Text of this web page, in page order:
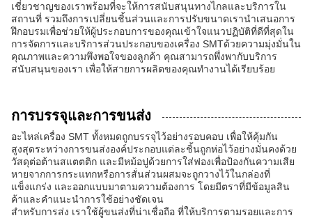
เชี่ยวชาญของเราพร้อมที่จะให้การสนับสนุนทางไกลและบริการใน
สถานที่ รวมถึงการเปลี่ยนชิ้นส่วนและการปรับขนาดเรานําเสนอการ
ฝึกอบรมเพื่อช่วยให้ผู้ประกอบการของคุณเข้าใจแนวปฏิบัติที่ดีที่สุดใน
การจัดการและบริการส่วนประกอบของเครื่อง SMTด้วยความมุ่งมั่นใน
คุณภาพและความพึงพอใจของลูกค้า คุณสามารถพึ่งพากับบริการ
สนับสนุนของเรา เพื่อให้สายการผลิตของคุณทํางานได้เรียบร้อย
การบรรจุและการขนส่ง
อะไหล่เครื่อง SMT ทั้งหมดถูกบรรจุไว้อย่างรอบคอบ เพื่อให้คุ้มกัน
สูงสุดระหว่างการขนส่งองค์ประกอบแต่ละชิ้นถูกห่อไว้อย่างมั่นคงด้วย
วัสดุต่อต้านสแตตติก และมีหม้อปูด้วยการใส่ฟองเพื่อป้องกันความเสีย
หายจากการกระแทกหรือการสั่นส่วนผสมจะถูกวางไว้ในกล่องที่
แข็งแกร่ง และออกแบบมาตามความต้องการ โดยมีตราที่มีข้อมูลสิน
ค้าและคําแนะนําการใช้อย่างชัดเจน
สําหรับการส่ง เราใช้ผู้ขนส่งที่น่าเชื่อถือ ที่ให้บริการตามรอยและการ